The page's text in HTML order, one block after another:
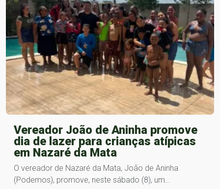
Vereador João de Aninha promove
dia de lazer para crianças atípicas
em Nazaré da Mata
O vereador de Nazaré da Mata, João de Aninha
(Podemos), promove, neste sábado (8), um…